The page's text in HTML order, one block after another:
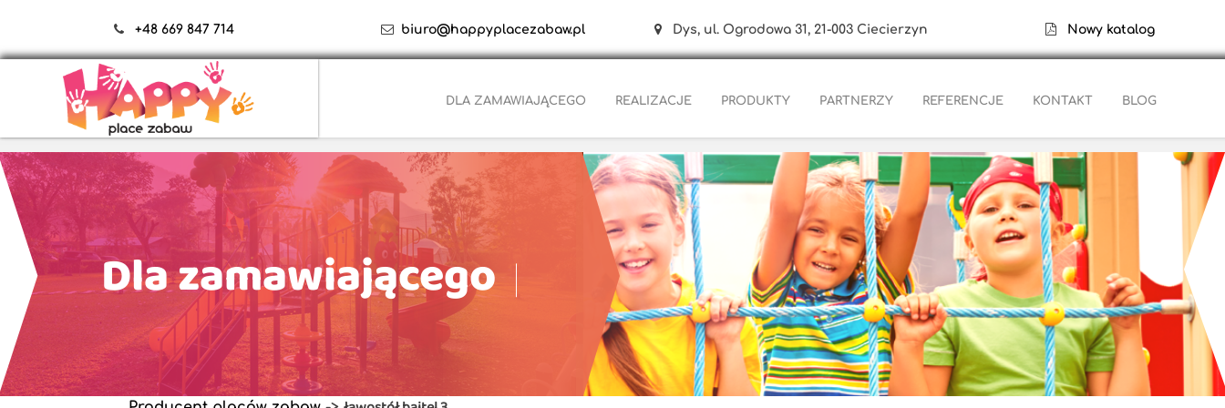
+48 669 847 714 biuro@happyplacezabaw.pl Dys, ul. Ogrodowa 31, 21-003 Ciecierzyn Nowy katalog
DLA ZAMAWIAJĄCEGO REALIZACJE PRODUKTY PARTNERZY REFERENCJE KONTAKT BLOG
Dla zamawiającego